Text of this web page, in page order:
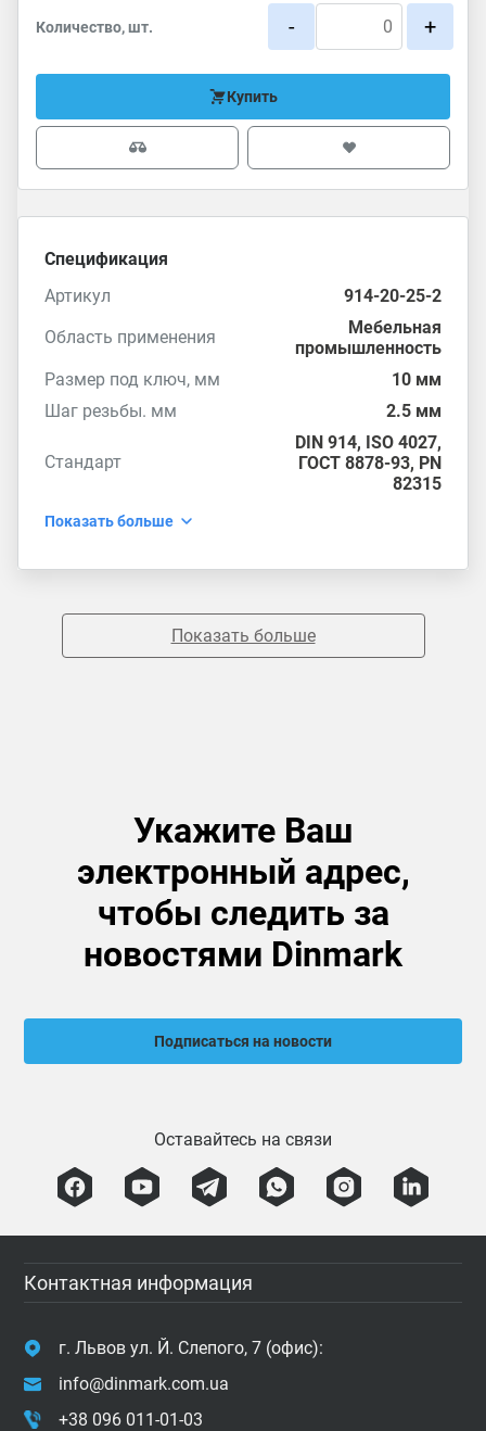
Количество, шт. - +
Купить
Спецификация
Артикул
914-20-25-2
Область применения
Мебельная
промышленность
Размер под ключ, мм
10 мм
Шаг резьбы. мм
2.5 мм
Стандарт
DIN 914, ISO 4027,
ГОСТ 8878-93, PN
82315
Показать больше
Показать больше
Укажите Ваш
электронный адрес,
чтобы следить за
новостями Dinmark
Подписаться на новости
Оставайтесь на связи
Контактная информация
г. Львов ул. Й. Слепого, 7 (офис):
info@dinmark.com.ua
+38 096 011-01-03